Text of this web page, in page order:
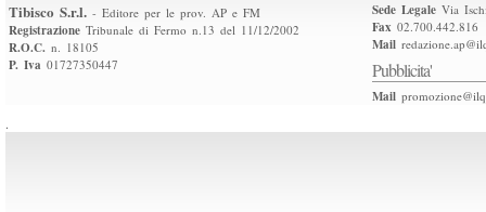
Tibisco S.r.l. - Editore per le prov. AP e FM
Registrazione Tribunale di Fermo n.13 del 11/12/2002
R.O.C. n. 18105
P. Iva 01727350447
Sede Legale Via
Fax 02.700.442.816
Mail
Pubblicita'
Mail
.